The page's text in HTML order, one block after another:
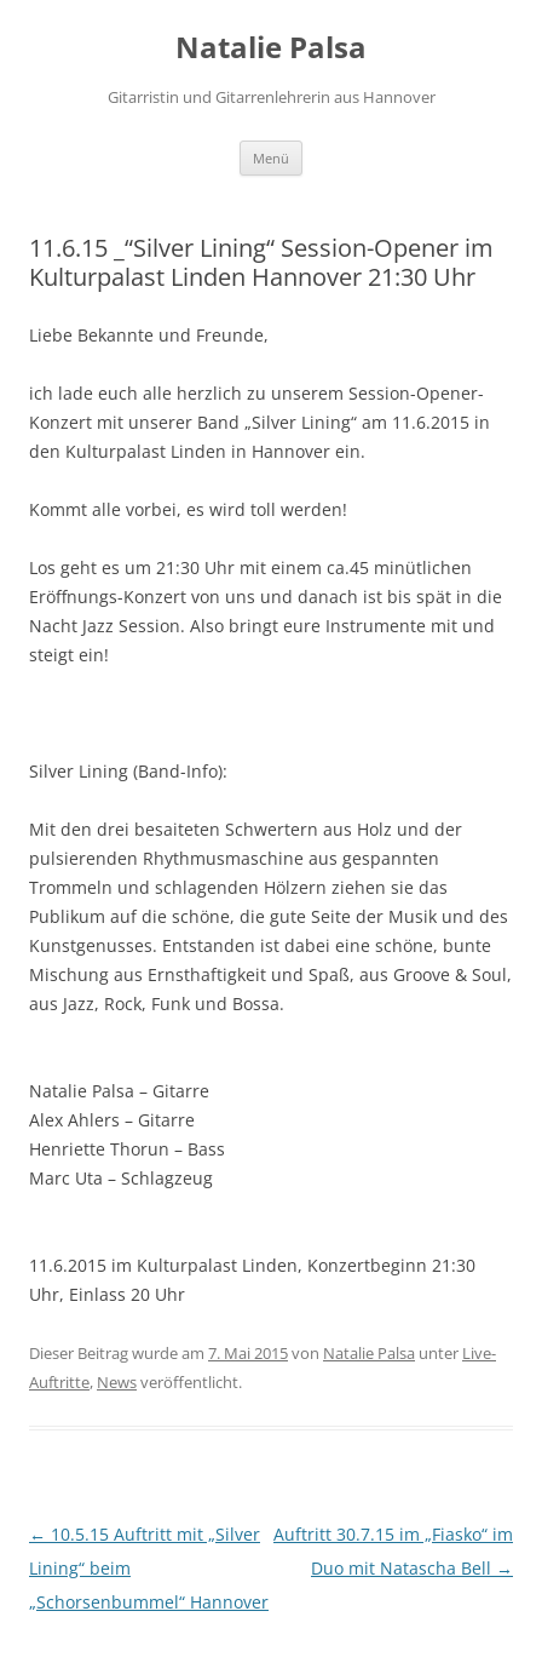
Natalie Palsa
Gitarristin und Gitarrenlehrerin aus Hannover
Menü
11.6.15 _“Silver Lining“ Session-Opener im
Kulturpalast Linden Hannover 21:30 Uhr
Liebe Bekannte und Freunde,
ich lade euch alle herzlich zu unserem Session-Opener-
Konzert mit unserer Band „Silver Lining“ am 11.6.2015 in
den Kulturpalast Linden in Hannover ein.
Kommt alle vorbei, es wird toll werden!
Los geht es um 21:30 Uhr mit einem ca.45 minütlichen
Eröffnungs-Konzert von uns und danach ist bis spät in die
Nacht Jazz Session. Also bringt eure Instrumente mit und
steigt ein!
Silver Lining (Band-Info):
Mit den drei besaiteten Schwertern aus Holz und der
pulsierenden Rhythmusmaschine aus gespannten
Trommeln und schlagenden Hölzern ziehen sie das
Publikum auf die schöne, die gute Seite der Musik und des
Kunstgenusses. Entstanden ist dabei eine schöne, bunte
Mischung aus Ernsthaftigkeit und Spaß, aus Groove & Soul,
aus Jazz, Rock, Funk und Bossa.
Natalie Palsa – Gitarre
Alex Ahlers – Gitarre
Henriette Thorun – Bass
Marc Uta – Schlagzeug
11.6.2015 im Kulturpalast Linden, Konzertbeginn 21:30
Uhr, Einlass 20 Uhr
Dieser Beitrag wurde am 7. Mai 2015von Natalie Palsa unter Live-
Auftritte, Newsveröffentlicht.
Beitragsnavigation
← 10.5.15 Auftritt mit „Silver
Lining“ beim
„Schorsenbummel“ Hannover
Auftritt 30.7.15 im „Fiasko“ im
Duo mit Natascha Bell →